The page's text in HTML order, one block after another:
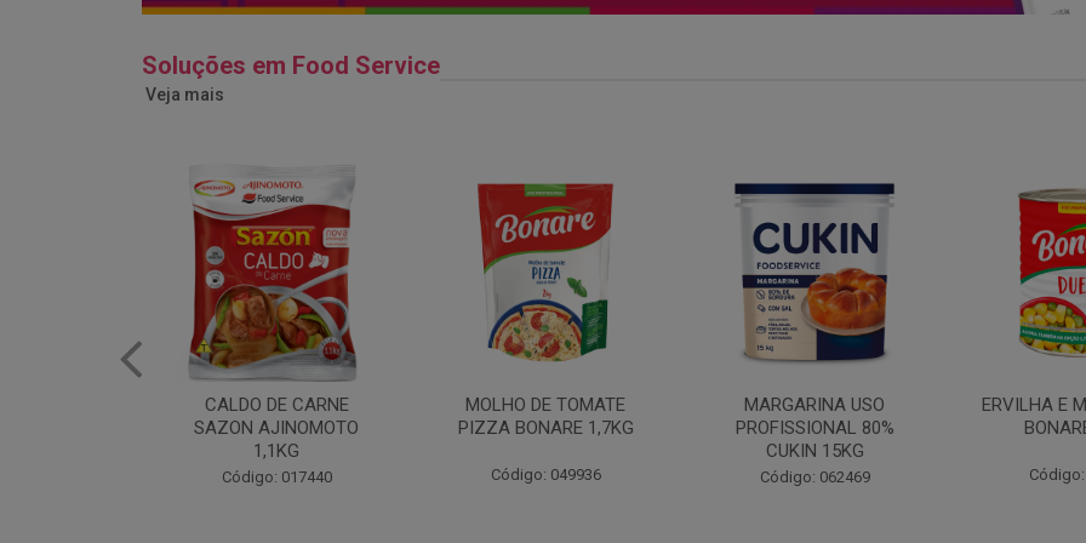
Soluções em Food Service
Veja mais
MOLHO DE TOMATE
PIZZA BONARE 1,7KG
Código: 049936
MARGARINA USO
PROFISSIONAL 80%
Código: 062469
ERVILHA E MILHO DUETO
BONARE 1,7KG
Código: 039756
BATATA